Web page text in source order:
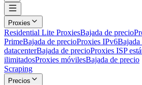
Proxies
Residential Lite ProxiesBajada de precio
PrimeBajada de precioProxies IPv6Bajada
datacenterBajada de precioProxies ISP
ilimitadosProxies móvilesBajada de precio
Scraping
Precios